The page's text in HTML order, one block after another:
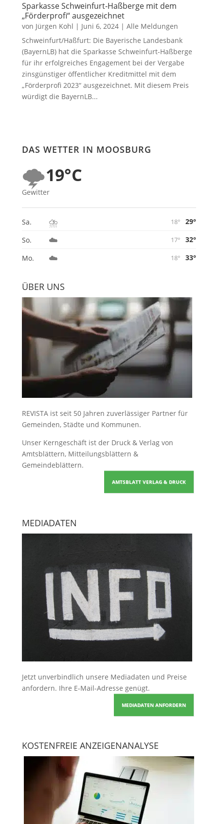
Sparkasse Schweinfurt-Haßberge mit dem
„Förderprofi“ ausgezeichnet
von Jürgen Kohl | Juni 6, 2024| Alle Meldungen
Schweinfurt/Haßfurt: Die Bayerische Landesbank
(BayernLB) hat die Sparkasse Schweinfurt-Haßberge
für ihr erfolgreiches Engagement bei der Vergabe
zinsgünstiger öffentlicher Kreditmittel mit dem
„Förderprofi 2023“ ausgezeichnet. Mit diesem Preis
würdigt die BayernLB...
DAS WETTER IN MOOSBURG
🌩️19°C
Gewitter
Sa. ⛈️ 18°
29°
So.
☁️ 17°
32°
Mo.
☁️ 18° 33°
ÜBER UNS
REVISTA ist seit 50 Jahren zuverlässiger Partner für
Gemeinden, Städte und Kommunen.
Unser Kerngeschäft ist der Druck & Verlag von
Amtsblättern, Mitteilungsblättern &
Gemeindeblättern.
AMTSBLATT VERLAG & DRUCK
MEDIADATEN
Jetzt unverbindlich unsere Mediadaten und Preise
anfordern. Ihre E-Mail-Adresse genügt.
MEDIADATEN ANFORDERN
KOSTENFREIE ANZEIGENANALYSE